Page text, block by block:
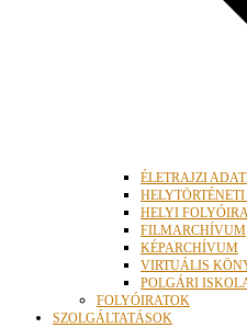
ÉLETRAJZI
HELYI
FILMARCHÍVUM
KÉPARCHÍVUM
VIRTUÁLIS
POLGÁRI
FOLYÓIRATOK
SZOLGÁLTATÁSOK